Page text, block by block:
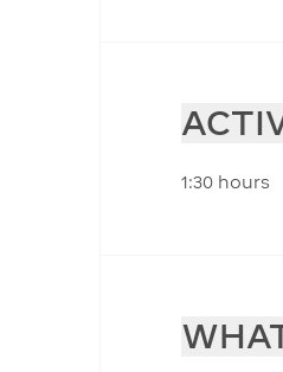
1:30 hours